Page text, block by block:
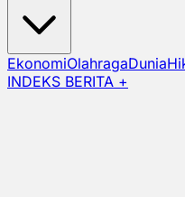
EkonomiOlahragaDunia
INDEKS BERITA +